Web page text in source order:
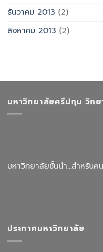
ธันวาคม 2013 (2)
สิงหาคม 2013 (2)
มหาวิทยาลัยศรีปทุม วิท
มหาวิทยาลัยชั้นนำ...สำหรับค
ประกาศมหาวิทยาลัย